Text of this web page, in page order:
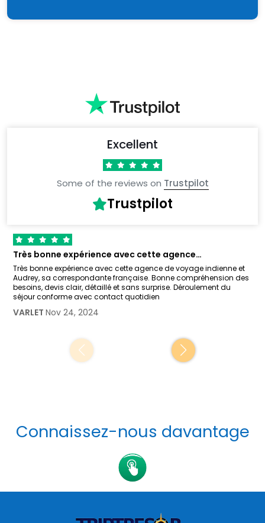
Excellent
Some of the reviews on Trustpilot
Trustpilot
Très bonne expérience avec cette agence…
Très bonne expérience avec cette agence de voyage indienne et
Audrey, sa correspondante française. Bonne compréhension des
besoins, devis clair, détaillé et sans surprise. Déroulement du
séjour conforme avec contact quotidien
VARLET Nov 24, 2024
Connaissez-nous davantage